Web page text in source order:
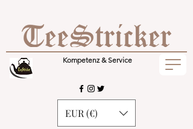
Kompetenz & Service
EUR (€)